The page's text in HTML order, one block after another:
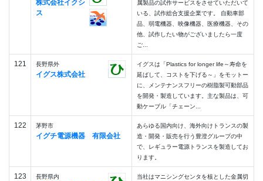
株式会社イクシ
ス
属製品の試作サービスをさせていただいて
いる、試作総合支援企業です。 自動車部
品、弱電機器、映像機器、医療機器、その
他、試作したい物がございましたら一度
ご...
121 長野県外
イグス株式会社
イグスは「Plastics for longer life～寿命を
延ばして、コストを下げる～」をモットー
に、メンテナンスフリーの樹脂製可動部品
を開発・製造しています。主な製品は、可
動ケーブル「チェーン...
122 茅野市
イグチ電源機器 有限会社
あらゆる国内向け、海外向けトランスの製
造・開発・販売を行う豊澄グループの中
で、レギュラー電源トランスを製造してお
ります。
123 長野県内
当社はマニシングセンタを核とした金属切